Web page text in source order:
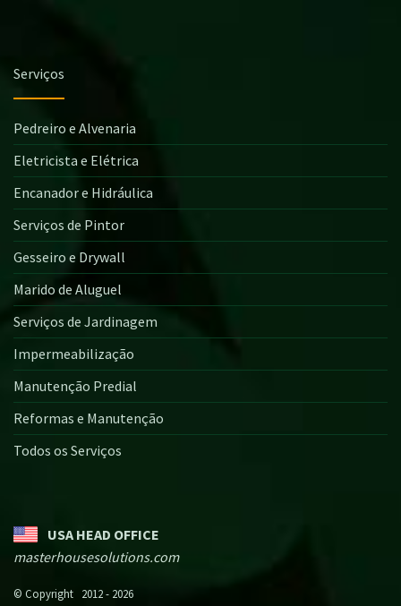
Serviços
Pedreiro e Alvenaria
Eletricista e Elétrica
Encanador e Hidráulica
Serviços de Pintor
Gesseiro e Drywall
Marido de Aluguel
Serviços de Jardinagem
Impermeabilização
Manutenção Predial
Reformas e Manutenção
Todos os Serviços
USA HEAD OFFICE
masterhousesolutions.com
© Copyright 2012 - 2026